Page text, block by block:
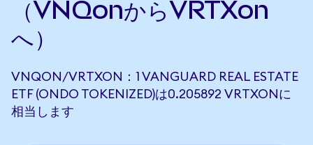
（VNQonからVRTXon
へ）
VNQON/VRTXON：1 VANGUARD REAL ESTATE
ETF (ONDO TOKENIZED)は0.205892 VRTXONに
相当します